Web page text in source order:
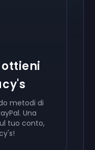
ottieni
metodi di
Una
tuo conto,